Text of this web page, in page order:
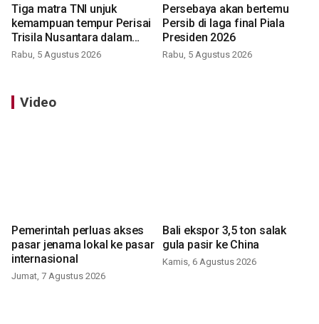
Tiga matra TNI unjuk
kemampuan tempur Perisai
Trisila Nusantara dalam
latihan di Kepri
Rabu, 5 Agustus 2026
Persebaya akan bertemu
Persib di laga final Piala
Presiden 2026
Rabu, 5 Agustus 2026
Video
Pemerintah perluas akses
pasar jenama lokal ke pasar
internasional
Jumat, 7 Agustus 2026
Bali ekspor 3,5 ton salak
gula pasir ke China
Kamis, 6 Agustus 2026